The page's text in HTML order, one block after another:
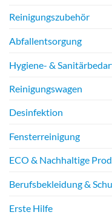
Reinigungszubehör
Abfallentsorgung
Hygiene- &
Reinigungswagen
Desinfektion
Fensterreinigung
ECO & Nachhaltige
Berufsbekleidung &
Erste Hilfe